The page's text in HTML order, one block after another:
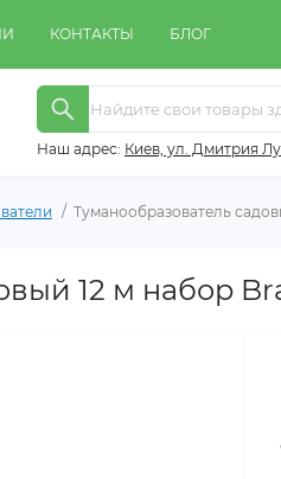
КОНТАКТЫ БЛОГ
Наш адрес: Киeв, ул. Дмитрия
Туманообразователь
12 м набор